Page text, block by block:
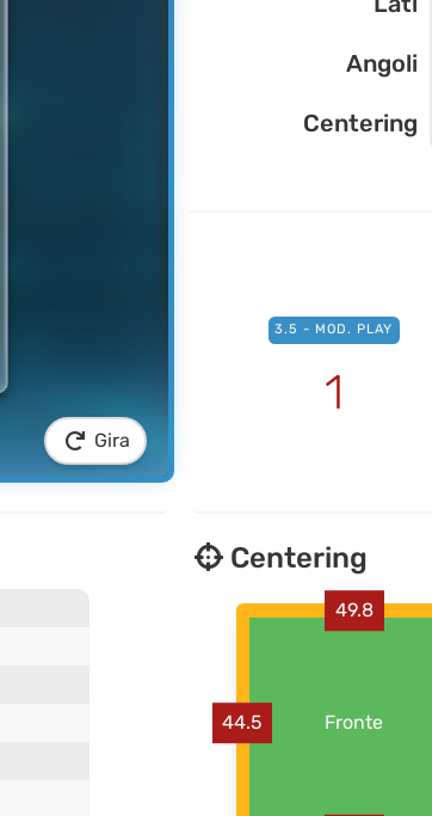
Gira
Angoli
Centering
3.5 - MOD. PLAY
1
Centering
Fronte
44.5
49.8